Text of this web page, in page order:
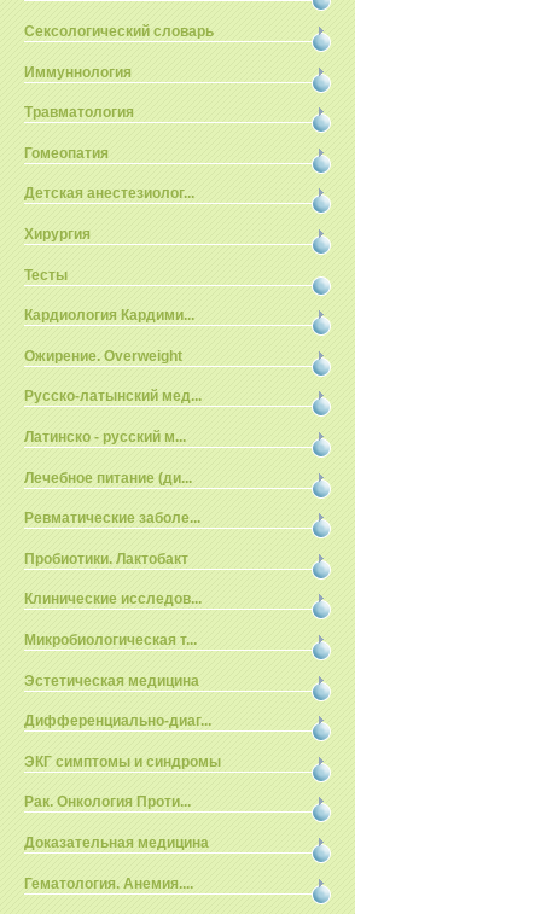
Сексологический словарь
Иммуннология
Травматология
Гомеопатия
Детская анестезиолог...
Хирургия
Тесты
Кардиология Кардими...
Ожирение. Overweight
Русско-латынский мед...
Латинско - русский м...
Лечебное питание (ди...
Ревматические заболе...
Пробиотики. Лактобакт
Клинические исследов...
Микробиологическая т...
Эстетическая медицина
Дифференциально-диаг...
ЭКГ симптомы и синдромы
Рак. Онкология Проти...
Доказательная медицина
Гематология. Анемия....